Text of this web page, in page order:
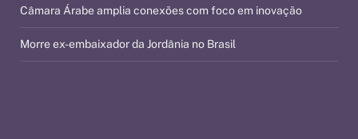
Câmara Árabe amplia conexões com foco em inovação
Morre ex-embaixador da Jordânia no Brasil